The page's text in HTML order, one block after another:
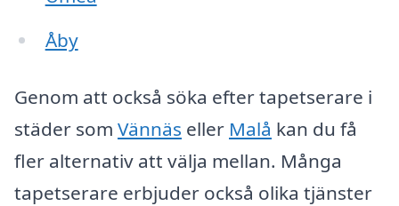
Åby
Genom att också söka efter tapetserare i
städer som Vännäs eller Malå kan du få
fler alternativ att välja mellan. Många
tapetserare erbjuder också olika tjänster